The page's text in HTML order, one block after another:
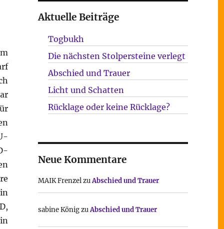
Aktuelle Beiträge
Togbukh
Die nächsten Stolpersteine verlegt
Abschied und Trauer
Licht und Schatten
Rücklage oder keine Rücklage?
Neue Kommentare
MAIK FrenzelzuAbschied und Trauer
sabine KönigzuAbschied und Trauer